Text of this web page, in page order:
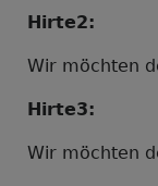
Hirte2:
Wir möchten
Hirte3:
Wir möchten